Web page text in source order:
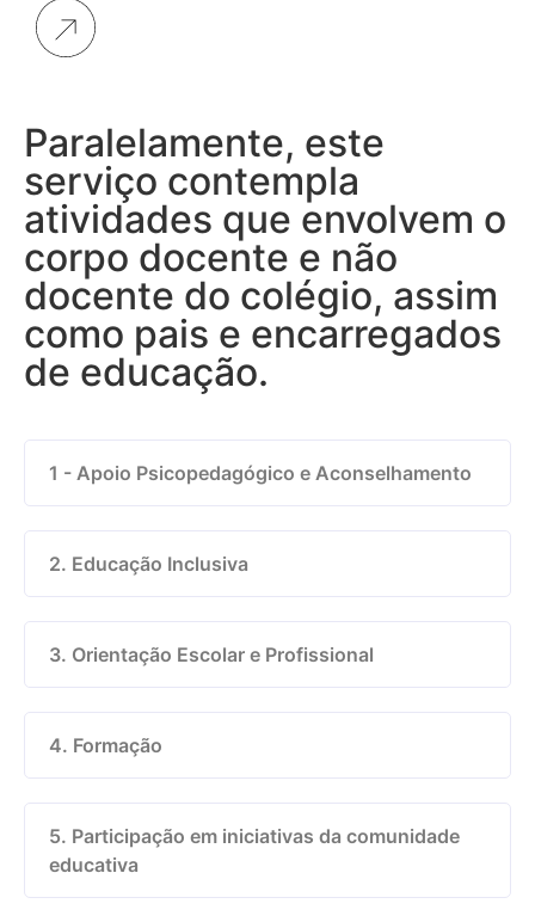
Paralelamente, este
serviço contempla
atividades que envolvem o
corpo docente e não
docente do colégio, assim
como pais e encarregados
de educação.
1 - Apoio Psicopedagógico e Aconselhamento
2. Educação Inclusiva
3. Orientação Escolar e Profissional
4. Formação
5. Participação em iniciativas da comunidade
educativa